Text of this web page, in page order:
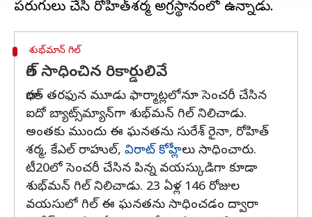
శుభ్‌మాన్ గిల్
గిల్ సాధించిన రికార్డులివే
భారత్ తరఫున మూడు ఫార్మాట్లలోనూ సెంచరీ చేసిన
ఐదో బ్యాట్స్‌మ్యాన్‌గా శుభ్‌మన్ గిల్ నిలిచాడు.
అంతకు ముందు ఈ ఘనతను సురేశ్ రైనా, రోహిత్
శర్మ, కేఎల్ రాహుల్, విరాట్ కోహ్లీలు సాధించారు.
టీ20లో సెంచరీ చేసిన పిన్న వయస్కుడిగా కూడా
శుభ్‌మన్ గిల్ నిలిచాడు. 23 ఏళ్ల 146 రోజుల
వయసులో గిల్ ఈ ఘనతను సాధించడం ద్వారా